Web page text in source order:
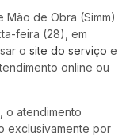
de Obra (Simm)
feira (28), em
o site do serviço e
online ou
o atendimento
exclusivamente por